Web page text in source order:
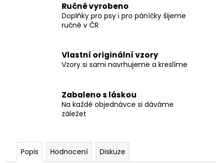
Ručně vyrobeno
Doplňky pro psy i pro páníčky šijeme
ručně v ČR
Vlastní originální vzory
Vzory si sami navrhujeme a kreslíme
Zabaleno s láskou
Na každé objednávce si dáváme
záležet
Popis Hodnocení Diskuze